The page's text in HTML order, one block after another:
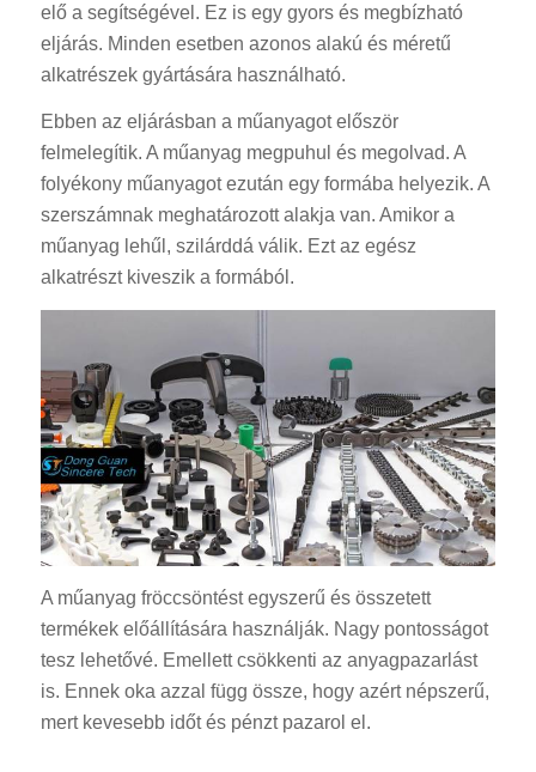
elő a segítségével. Ez is egy gyors és megbízható
eljárás. Minden esetben azonos alakú és méretű
alkatrészek gyártására használható.
Ebben az eljárásban a műanyagot először
felmelegítik. A műanyag megpuhul és megolvad. A
folyékony műanyagot ezután egy formába helyezik. A
szerszámnak meghatározott alakja van. Amikor a
műanyag lehűl, szilárddá válik. Ezt az egész
alkatrészt kiveszik a formából.
A műanyag fröccsöntést egyszerű és összetett
termékek előállítására használják. Nagy pontosságot
tesz lehetővé. Emellett csökkenti az anyagpazarlást
is. Ennek oka azzal függ össze, hogy azért népszerű,
mert kevesebb időt és pénzt pazarol el.